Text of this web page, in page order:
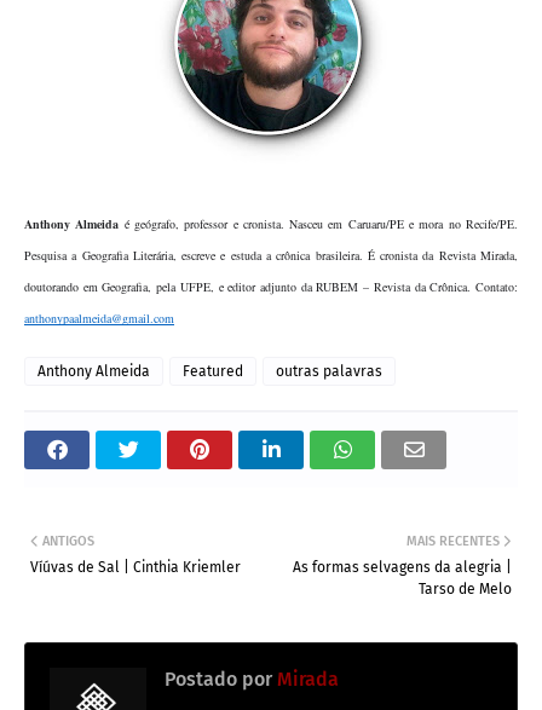
Anthony Almeida é geógrafo, professor e cronista. Nasceu em Caruaru/PE e mora no Recife/PE.
Pesquisa a Geografia Literária, escreve e estuda a crônica brasileira. É cronista da Revista Mirada,
anthonypaalmeida@gmail.com
Anthony Almeida Featured outras palavras
MAIS RECENTES
As formas selvagens da alegria |
Tarso de Melo
ANTIGOS
Víúvas de Sal | Cinthia Kriemler
Postado por Mirada